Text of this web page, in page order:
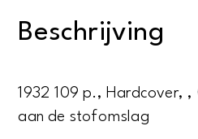
Beschrijving
1932 109 p., Hardcover, ,
aan de stofomslag